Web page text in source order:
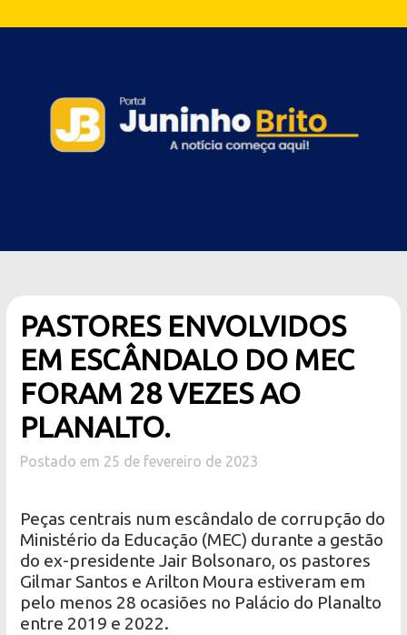
PASTORES ENVOLVIDOS
EM ESCÂNDALO DO MEC
FORAM 28 VEZES AO
PLANALTO.
Postado em 25 de fevereiro de 2023
Peças centrais num escândalo de corrupção do
Ministério da Educação (MEC) durante a gestão
do ex-presidente Jair Bolsonaro, os pastores
Gilmar Santos e Arilton Moura estiveram em
pelo menos 28 ocasiões no Palácio do Planalto
entre 2019 e 2022.